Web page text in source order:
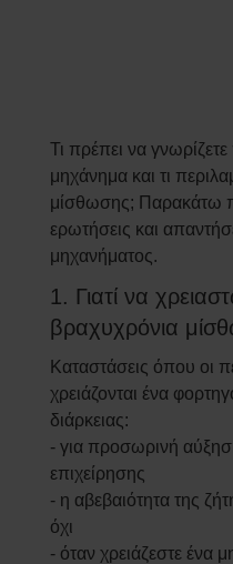
Τι πρέπει να
μηχάνημα και τι
μίσθωσης; Παρακάτω
ερωτήσεις και
μηχανήματος.
1. Γιατί να
βραχυχρόνια
Καταστάσεις όπου οι
χρειάζονται ένα
διάρκειας:
- για προσωρινή
επιχείρησης
- η αβεβαιότητα της
όχι
- όταν χρειάζεστε ένα